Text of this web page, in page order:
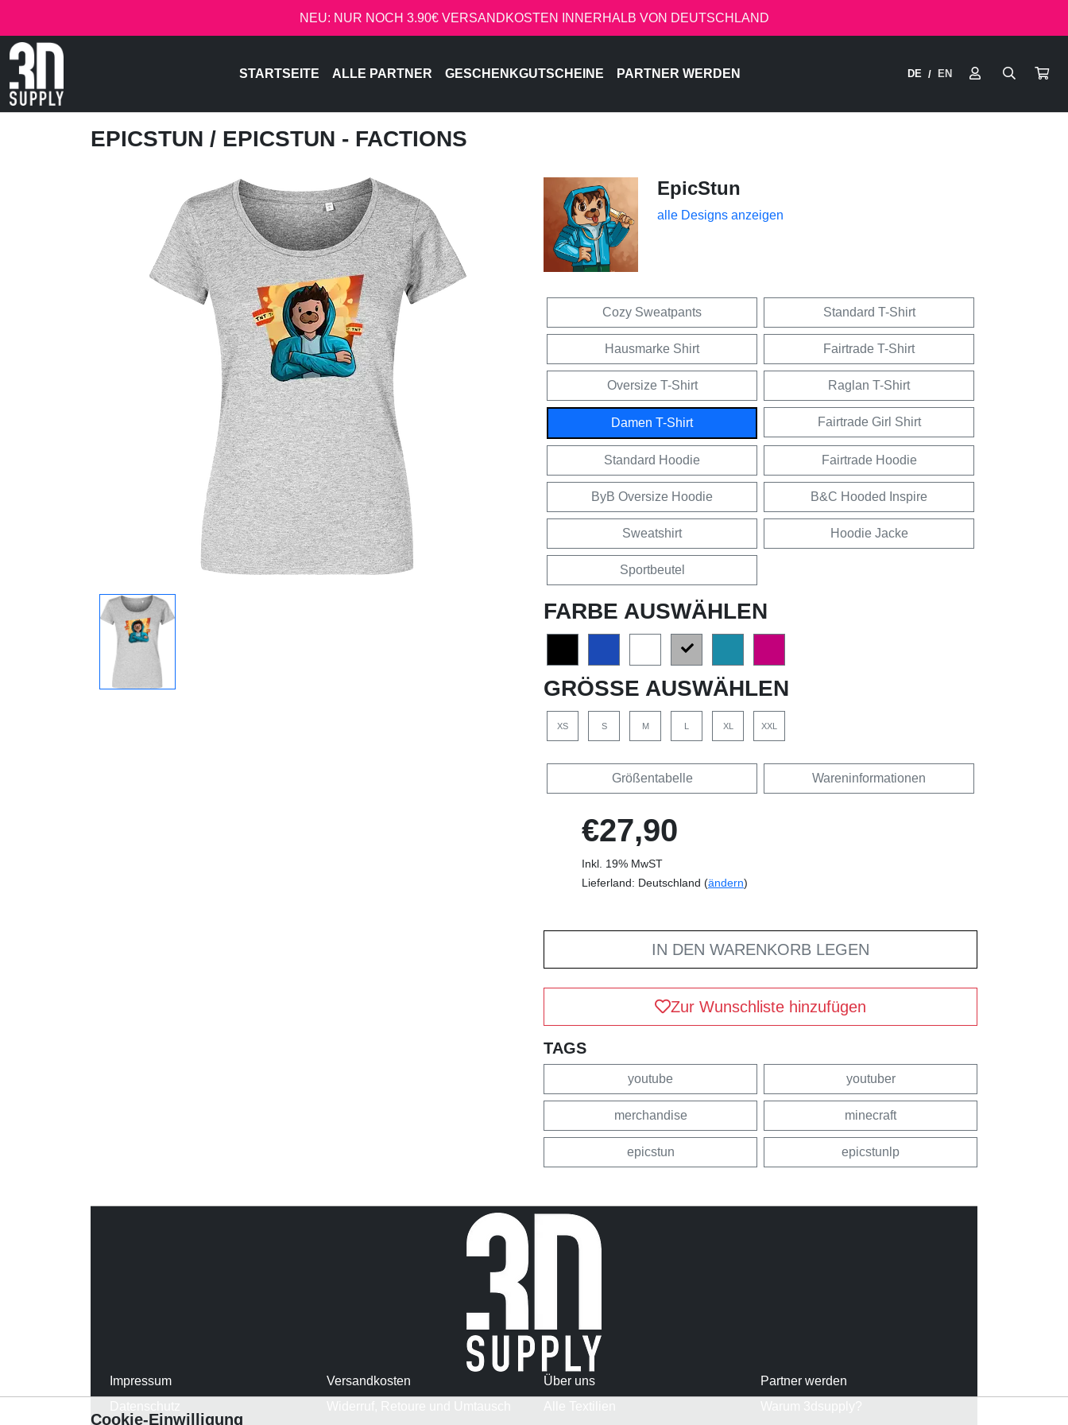
NEU: NUR NOCH 3.90€ VERSANDKOSTEN INNERHALB VON DEUTSCHLAND
STARTSEITE ALLE PARTNER GESCHENKGUTSCHEINE PARTNER WERDEN DE / EN
EPICSTUN / EPICSTUN - FACTIONS
EpicStun
alle Designs anzeigen
Cozy Sweatpants Standard T-Shirt
Hausmarke Shirt Fairtrade T-Shirt
Oversize T-Shirt Raglan T-Shirt
Damen T-Shirt Fairtrade Girl Shirt
Standard Hoodie Fairtrade Hoodie
ByB Oversize Hoodie B&C Hooded Inspire
Sweatshirt Hoodie Jacke
Sportbeutel
FARBE AUSWÄHLEN
GRÖSSE AUSWÄHLEN
XS S M L XL XXL
Größentabelle Wareninformationen
€27,90
Inkl. 19% MwST
Lieferland: Deutschland (ändern)
IN DEN WARENKORB LEGEN
Zur Wunschliste hinzufügen
TAGS
youtube youtuber
merchandise minecraft
epicstun epicstunlp
Impressum
Versandkosten
Über uns
Partner werden
Cookie-Einwilligung